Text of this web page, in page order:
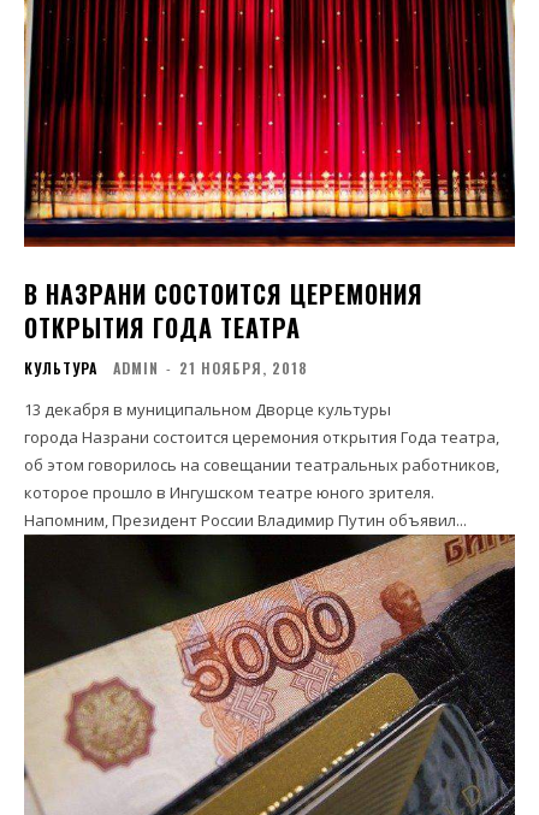
В НАЗРАНИ СОСТОИТСЯ ЦЕРЕМОНИЯ
ОТКРЫТИЯ ГОДА ТЕАТРА
КУЛЬТУРА ADMIN - 21 НОЯБРЯ, 2018
13 декабря в муниципальном Дворце культуры
города Назрани состоится церемония открытия Года театра,
об этом говорилось на совещании театральных работников,
которое прошло в Ингушском театре юного зрителя.
Напомним, Президент России Владимир Путин объявил...